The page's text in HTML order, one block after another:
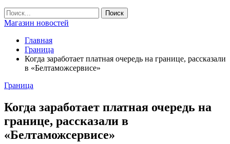
Магазин новостей
Главная
Граница
Когда заработает платная очередь на границе, рассказали
в «Белтаможсервисе»
Граница
Когда заработает платная очередь на
границе, рассказали в
«Белтаможсервисе»